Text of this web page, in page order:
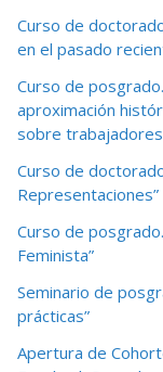
Curso de
en el pasado
Curso de
aproximación
sobre trabajadores
Curso de
Representaciones”
Curso de
Feminista”
Seminario de
prácticas”
Apertura de